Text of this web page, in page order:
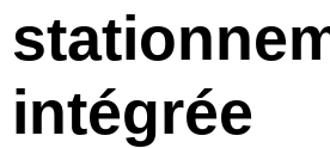
intégrée